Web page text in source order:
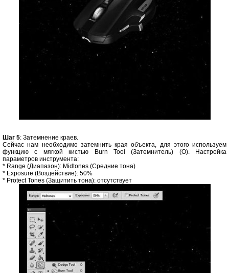
Шаг 5: Затемнение краев.
Сейчас нам необходимо затемнить края объекта, для этого используем
функцию с мягкой кистью Burn Tool (Затемнитель) (O). Настройка
параметров инструмента:
* Range (Диапазон): Midtones (Средние тона)
* Exposure (Воздействие): 50%
* Protect Tones (Защитить тона): отсутствует